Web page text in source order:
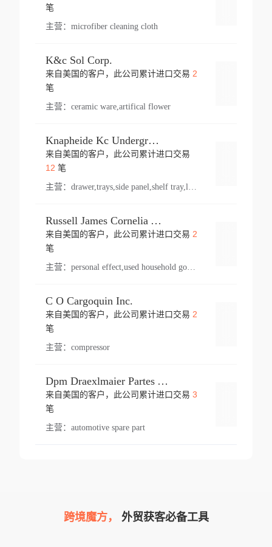
笔
主营： microfiber cleaning cloth
K&c Sol Corp.
来自美国的客户，此公司累计进口交易 2
笔
主营： ceramic ware,artifical flower
Knapheide Kc Underground
来自美国的客户，此公司累计进口交易
12 笔
主营：
Russell James Cornelia Arlington Va
来自美国的客户，此公司累计进口交易 2
笔
主营： personal effect,used household goods
C O Cargoquin Inc.
来自美国的客户，此公司累计进口交易 2
笔
主营： compressor
Dpm Draexlmaier Partes Automotrices Corr Ind Huejotzingo
来自美国的客户，此公司累计进口交易 3
笔
主营： automotive spare part
跨境魔方， 外贸获客必备工具